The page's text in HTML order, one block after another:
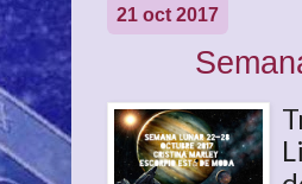
21 oct 2017